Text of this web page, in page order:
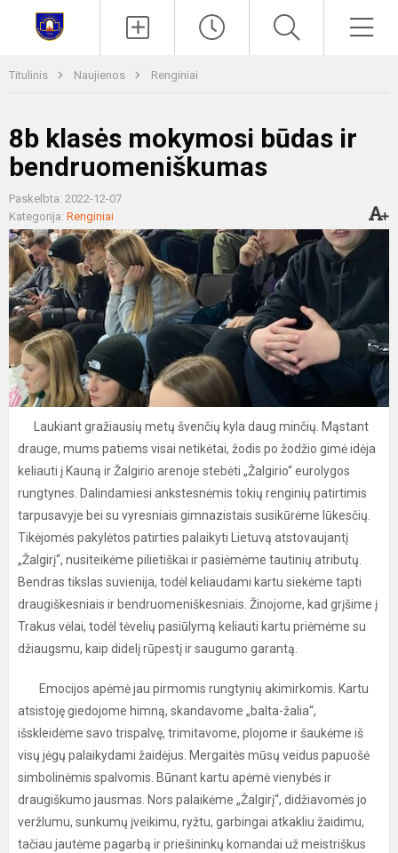
Titulinis Naujienos Renginiai
8b klasės mokymosi būdas ir
bendruomeniškumas
Paskelbta: 2022-12-07
Kategorija: Renginiai
Laukiant gražiausių metų švenčių kyla daug minčių. Mąstant
drauge, mums patiems visai netikėtai, žodis po žodžio gimė idėja
keliauti į Kauną ir Žalgirio arenoje stebėti „Žalgirio“ eurolygos
rungtynes. Dalindamiesi ankstesnėmis tokių renginių patirtimis
tarpusavyje bei su vyresniais gimnazistais susikūrėme lūkesčių.
Tikėjomės pakylėtos patirties palaikyti Lietuvą atstovaujantį
„Žalgirį“, nusiteikėme pilietiškai ir pasiėmėme tautinių atributų.
Bendras tikslas suvienija, todėl keliaudami kartu siekėme tapti
draugiškesniais ir bendruomeniškesniais. Žinojome, kad grįšime į
Trakus vėlai, todėl tėvelių pasiūlymą keliauti kartu priėmėme su
džiaugsmu, kaip didelį rūpestį ir saugumo garantą.
Emocijos apėmė jau pirmomis rungtynių akimirkomis. Kartu
atsistoję giedojome himną, skandavome „balta-žalia“,
išskleidėme savo trispalvę, trimitavome, plojome ir šaukėme iš
visų jėgų palaikydami žaidėjus. Mergaitės mūsų veidus papuošė
simbolinėmis spalvomis. Būnant kartu apėmė vienybės ir
draugiškumo jausmas. Nors palaikėme „Žalgirį“, didžiavomės jo
veržlumu, sunkumų įveikimu, ryžtu, garbingai atkakliu žaidimu,
tačiau jautėme pagarbą ir priešininkų komandai už meistriškus